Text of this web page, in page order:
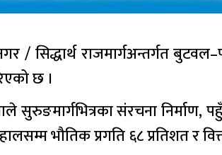
/ सिद्धार्थ राजमार्गअन्तर्गत
छ ।
सुरुङमार्गभित्रका संरचना
भौतिक प्रगति ६८ प्रतिशत र